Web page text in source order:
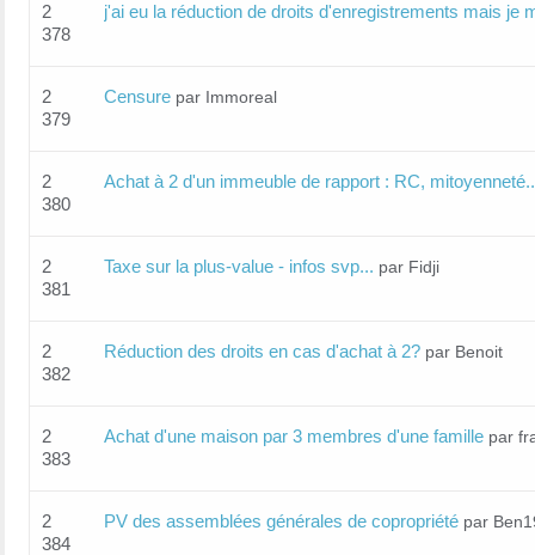
2
378
j'ai eu la réduction de droits d'enregistrements mais je
2
379
Censure par Immoreal
2
380
Achat à 2 d'un immeuble de rapport : RC,
2
381
Taxe sur la plus-value - infos svp... par Fidji
2
382
Réduction des droits en cas d'achat à 2? par Benoit
2
383
Achat d'une maison par 3 membres d'une famille par
2
384
PV des assemblées générales de copropriété par